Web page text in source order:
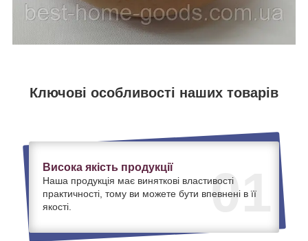
Ключові особливості наших товарів
01
Висока якість продукції
Наша продукція має виняткові властивості
практичності, тому ви можете бути впевнені в її
якості.